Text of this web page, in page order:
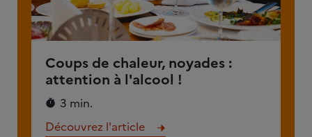
Coups de chaleur, noyades :
attention à l'alcool !
3 min.
Découvrez l'article